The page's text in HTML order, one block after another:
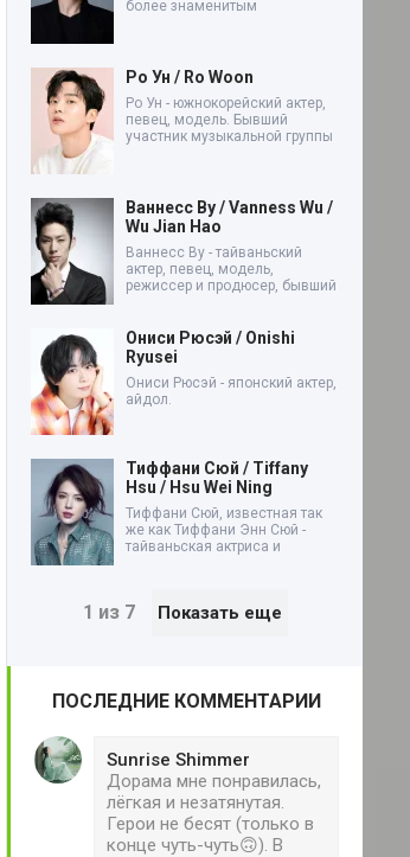
более знаменитым
Ро Ун / Ro Woon
Ро Ун - южнокорейский актер,
певец, модель. Бывший
участник музыкальной группы
Ваннесс Ву / Vanness Wu /
Wu Jian Hao
Ваннесс Ву - тайваньский
актер, певец, модель,
режиссер и продюсер, бывший
Ониси Рюсэй / Onishi
Ryusei
Ониси Рюсэй - японский актер,
айдол.
Тиффани Сюй / Tiffany
Hsu / Hsu Wei Ning
Тиффани Сюй, известная так
же как Тиффани Энн Сюй -
тайваньская актриса и
1 из 7 Показать еще
ПОСЛЕДНИЕ КОММЕНТАРИИ
Sunrise Shimmer
Дорама мне понравилась,
лёгкая и незатянутая.
Герои не бесят (только в
конце чуть-чуть🙃). В